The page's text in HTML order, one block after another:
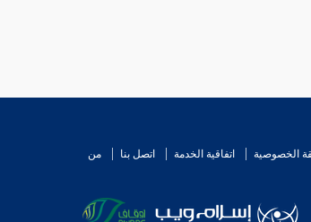
الخصوصية اتفاقية الخدمة اتصل بنا
من